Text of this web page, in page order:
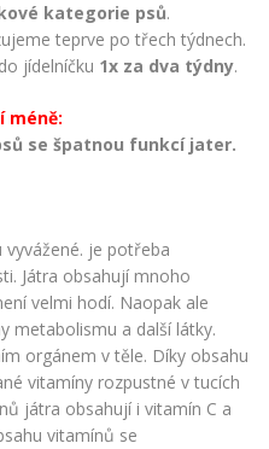
kategorie psů.
teprve po třech týdnech.
jídelníčku 1x za dva týdny.
méně:
se špatnou funkcí jater.
je potřeba
Játra obsahují mnoho
velmi hodí. Naopak ale
metabolismu a další látky.
orgánem v těle. Díky obsahu
vitamíny rozpustné v tucích
játra obsahují i vitamín C a
vitamínů se